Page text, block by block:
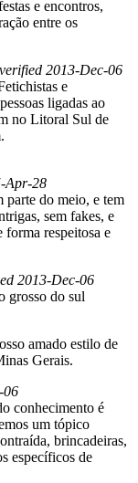
e encontros,
entre os
, verified 2013-Dec-06
e
ligadas ao
no Litoral Sul de
Apr-28
parte do meio, e tem
sem fakes, e
forma respeitosa e
2013-Dec-06
grosso do sul
amado estilo de
Gerais.
06
conhecimento é
um tópico
brincadeiras,
específicos de